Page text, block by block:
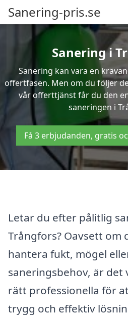
Sanering-pris.se
Sanering i
Sanering kan vara en
offertfasen. Men om du följer
vår offerttjänst får du den
saneringen i
Få 3 erbjudanden, gratis
Letar du efter pålitlig
Trångfors? Oavsett om
hantera fukt, mögel
saneringsbehov, är
rätt professionella för
trygg och effektiv